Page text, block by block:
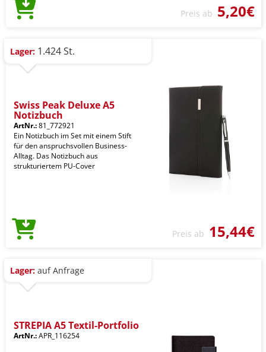
Preis ab 5,20€
Lager: 1.424 St.
Swiss Peak Deluxe A5
Notizbuch
ArtNr.:81_772921
Ein Notizbuch im Set mit einem Stift
für den anspruchsvollen Business-
Alltag. Das Notizbuch aus
strukturiertem PU-Cover
Preis ab 15,44€
Lager: auf Anfrage
STREPIA A5 Textil-Portfolio
ArtNr.:APR_116254